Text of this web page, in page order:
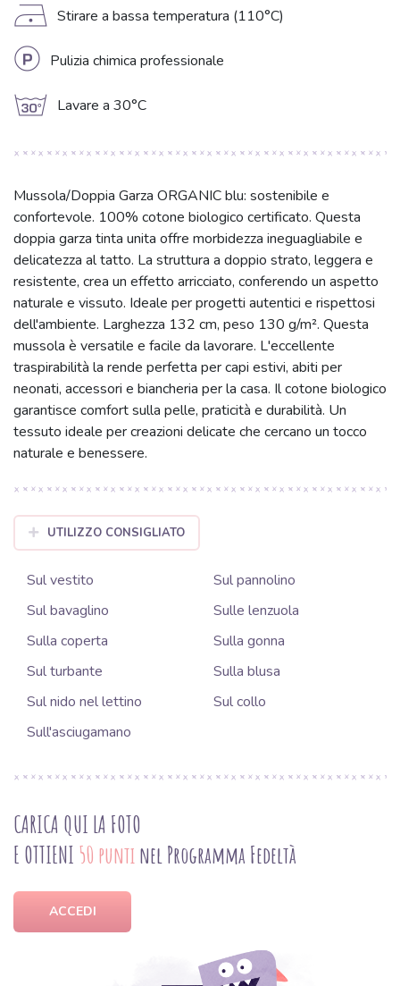
D Stirare a bassa temperatura (110°C)
L Pulizia chimica professionale
g Lavare a 30°C
Mussola/Doppia Garza ORGANIC blu: sostenibile e
confortevole. 100% cotone biologico certificato. Questa
doppia garza tinta unita offre morbidezza ineguagliabile e
delicatezza al tatto. La struttura a doppio strato, leggera e
resistente, crea un effetto arricciato, conferendo un aspetto
naturale e vissuto. Ideale per progetti autentici e rispettosi
dell'ambiente. Larghezza 132 cm, peso 130 g/m². Questa
mussola è versatile e facile da lavorare. L'eccellente
traspirabilità la rende perfetta per capi estivi, abiti per
neonati, accessori e biancheria per la casa. Il cotone biologico
garantisce comfort sulla pelle, praticità e durabilità. Un
tessuto ideale per creazioni delicate che cercano un tocco
naturale e benessere.
UTILIZZO CONSIGLIATO
Sul vestito
Sul pannolino
Sul bavaglino
Sulle lenzuola
Sulla coperta
Sulla gonna
Sul turbante
Sulla blusa
Sul nido nel lettino
Sul collo
Sull'asciugamano
CARICA QUI LA FOTO
E OTTIENI 50 punti nel Programma Fedeltà
ACCEDI